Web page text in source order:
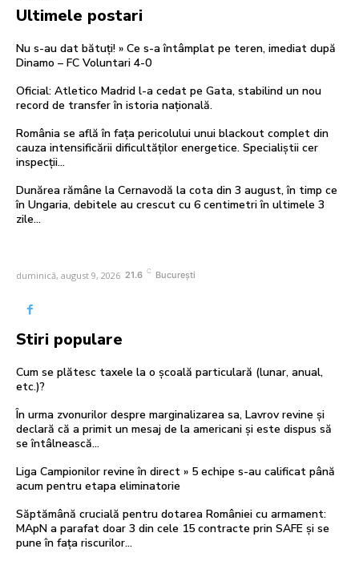
Ultimele postari
Nu s-au dat bătuți! » Ce s-a întâmplat pe teren, imediat după
Dinamo – FC Voluntari 4-0
Oficial: Atletico Madrid l-a cedat pe Gata, stabilind un nou
record de transfer în istoria națională.
România se află în fața pericolului unui blackout complet din
cauza intensificării dificultăților energetice. Specialiștii cer
inspecții…
Dunărea rămâne la Cernavodă la cota din 3 august, în timp ce
în Ungaria, debitele au crescut cu 6 centimetri în ultimele 3
zile...
duminică, august 9, 2026 21.6 C București
Stiri populare
Cum se plătesc taxele la o școală particulară (lunar, anual,
etc.)?
În urma zvonurilor despre marginalizarea sa, Lavrov revine și
declară că a primit un mesaj de la americani și este dispus să
se întâlnească...
Liga Campionilor revine în direct » 5 echipe s-au calificat până
acum pentru etapa eliminatorie
Săptămână crucială pentru dotarea României cu armament:
MApN a parafat doar 3 din cele 15 contracte prin SAFE și se
pune în fața riscurilor…